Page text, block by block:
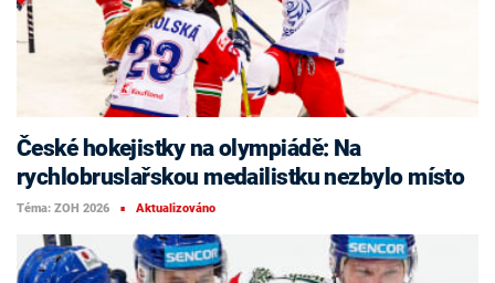
České hokejistky na olympiádě: Na
rychlobruslařskou medailistku nezbylo místo
Téma: ZOH 2026 ■ Aktualizováno